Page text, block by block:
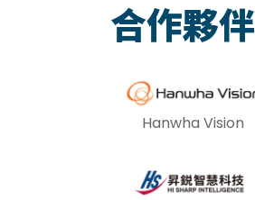
合作夥伴
Hanwha Vision